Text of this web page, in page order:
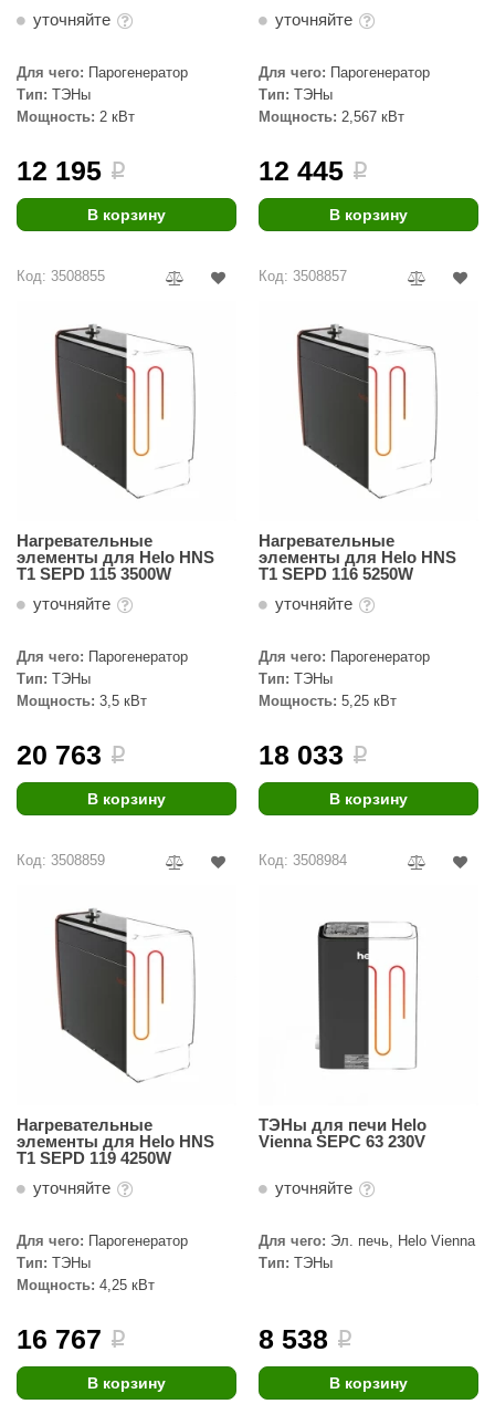
уточняйте
Для чего: Парогенератор
Тип: ТЭНы
Мощность: 2 кВт
12 195 i
В корзину
уточняйте
Для чего: Парогенератор
Тип: ТЭНы
Мощность: 2,567 кВт
12 445 i
В корзину
Код: 3508855
Нагревательные
элементы для Helo HNS
T1 SEPD 115 3500W
уточняйте
Для чего: Парогенератор
Тип: ТЭНы
Мощность: 3,5 кВт
20 763 i
В корзину
Код: 3508857
Нагревательные
элементы для Helo HNS
T1 SEPD 116 5250W
уточняйте
Для чего: Парогенератор
Тип: ТЭНы
Мощность: 5,25 кВт
18 033 i
В корзину
Код: 3508859
Нагревательные
элементы для Helo HNS
T1 SEPD 119 4250W
уточняйте
Для чего: Парогенератор
Тип: ТЭНы
Мощность: 4,25 кВт
16 767 i
В корзину
Код: 3508984
ТЭНы для печи Helo
Vienna SEPC 63 230V
уточняйте
Для чего: Эл. печь, Helo Vienna
Тип: ТЭНы
8 538 i
В корзину